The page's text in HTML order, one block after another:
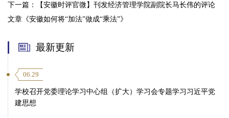
下一篇：
【安徽时评官微】刊发经济管理学院副院长马长伟的评论
文章《安徽如何将“加法”做成“乘法”》
最新更新
06.29
学校召开党委理论学习中心组（扩大）学习会专题学习习近平党
建思想